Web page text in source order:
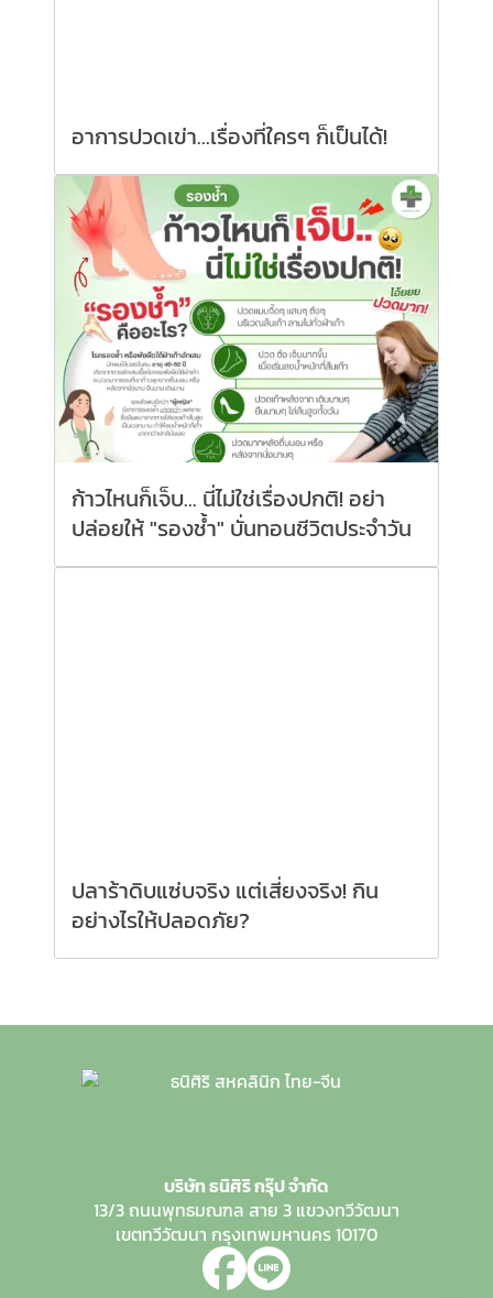
อาการปวดเข่า...เรื่องที่ใครๆ ก็เป็นได้!
ก้าวไหนก็เจ็บ... นี่ไม่ใช่เรื่องปกติ! อย่า
ปล่อยให้ "รองช้ำ" บั่นทอนชีวิตประจำวัน
ปลาร้าดิบแซ่บจริง แต่เสี่ยงจริง! กิน
อย่างไรให้ปลอดภัย?
บริษัท ธนิศิริ กรุ๊ป จำกัด
13/3 ถนนพุทธมณฑล สาย 3 แขวงทวีวัฒนา
เขตทวีวัฒนา กรุงเทพมหานคร 10170